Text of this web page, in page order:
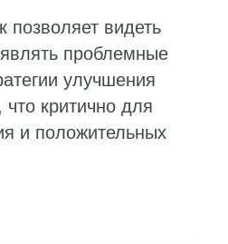
позволяет видеть
проблемные
улучшения
что критично для
и положительных